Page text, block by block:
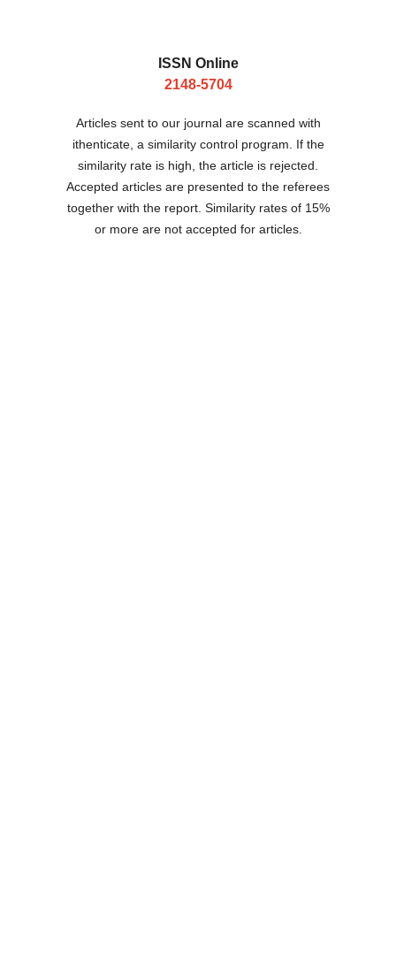
ISSN Online
2148-5704
Articles sent to our journal are scanned with
ithenticate, a similarity control program. If the
similarity rate is high, the article is rejected.
Accepted articles are presented to the referees
together with the report. Similarity rates of 15%
or more are not accepted for articles.